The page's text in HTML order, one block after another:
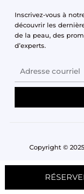
Inscrivez-vous à
découvrir les
de la peau, des
d’experts.
Copyright © 2025